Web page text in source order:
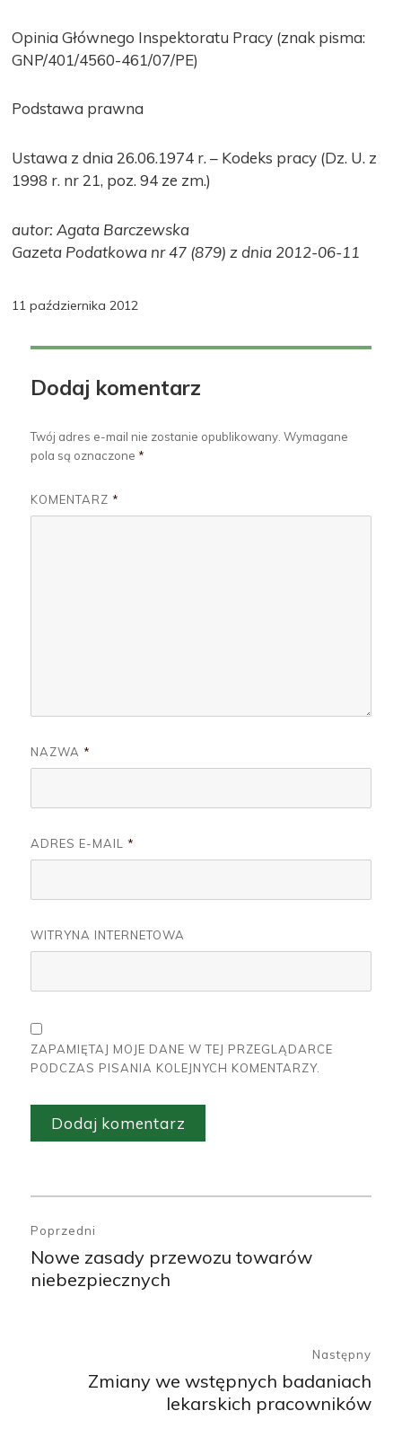
Opinia Głównego Inspektoratu Pracy (znak pisma:
GNP/401/4560-461/07/PE)
Podstawa prawna
Ustawa z dnia 26.06.1974 r. – Kodeks pracy (Dz. U. z
1998 r. nr 21, poz. 94 ze zm.)
autor: Agata Barczewska
Gazeta Podatkowa nr 47 (879) z dnia 2012-06-11
11 października 2012
Dodaj komentarz
Twój adres e-mail nie zostanie opublikowany. Wymagane
pola są oznaczone *
KOMENTARZ *
NAZWA *
ADRES E-MAIL *
WITRYNA INTERNETOWA
ZAPAMIĘTAJ MOJE DANE W TEJ PRZEGLĄDARCE
PODCZAS PISANIA KOLEJNYCH KOMENTARZY.
R
A
T
Nawigacja
wpisu
Poprzedni
Poprzedni
wpis:
Nowe zasady przewozu towarów
niebezpiecznych
Następny
NastępnyZmiany we wstępnych badaniach
lekarskich pracowników